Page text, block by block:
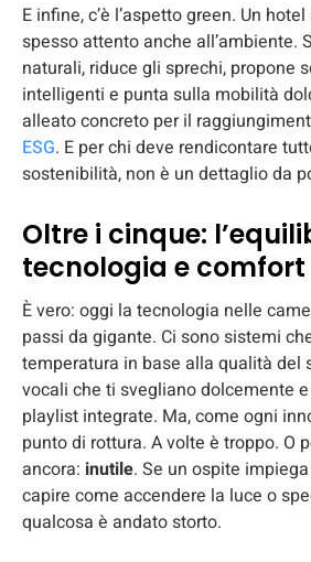
E infine, c’è l’aspetto green. Un
spesso attento anche all’ambiente.
naturali, riduce gli sprechi, propone
intelligenti e punta sulla mobilità
alleato concreto per il
ESG. E per chi deve rendicontare
sostenibilità, non è un dettaglio da
Oltre i cinque:
tecnologia e comfort
È vero: oggi la tecnologia nelle
passi da gigante. Ci sono sistemi
temperatura in base alla qualità del
vocali che ti svegliano dolcemente
playlist integrate. Ma, come ogni
punto di rottura. A volte è troppo. O
ancora: inutile. Se un ospite
capire come accendere la luce o
qualcosa è andato storto.